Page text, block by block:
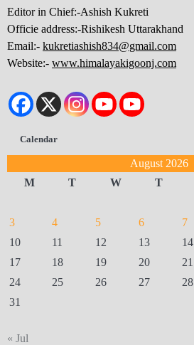
Editor in Chief:-Ashish Kukreti
Officie address:-Rishikesh Uttarakhand
Email:- kukretiashish834@gmail.com
Website:- www.himalayakigoonj.com
Calendar
August 2026
M
T W T
3
4 5 6 7
10
11 12 13 14
17
18 19 20 21
24
25 26 27 28
31
« Jul